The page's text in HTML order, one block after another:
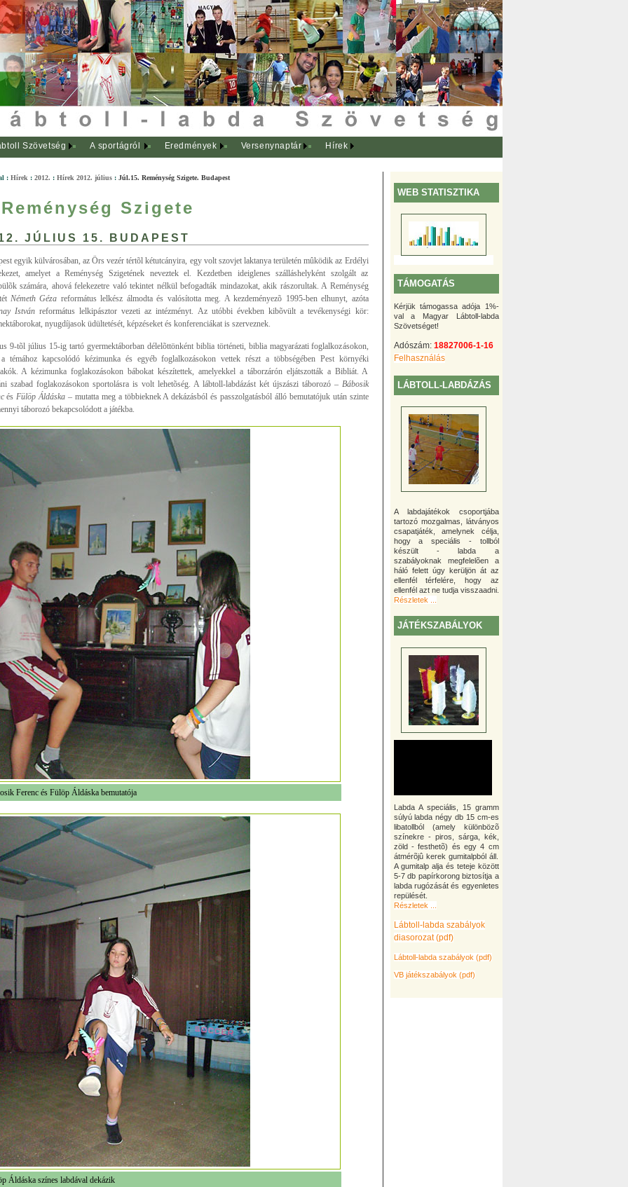
Szövetség A sportágról Eredmények Versenynaptár Hírek
WEB STATISZTIKA
TÁMOGATÁS
Kérjük támogassa adója 1%-
val a Magyar Lábtoll-labda
Szövetséget!
Adószám: 18827006-1-16
Felhasználás
LÁBTOLL-LABDÁZÁS
A labdajátékok csoportjába
tartozó mozgalmas, látványos
csapatjáték, amelynek célja,
hogy a speciális - tollból
készült - labda a
szabályoknak megfelelõen a
háló felett úgy kerüljön át az
ellenfél térfelére, hogy az
ellenfél azt ne tudja visszaadni.
Részletek ...
JÁTÉKSZABÁLYOK
Labda A speciális, 15 gramm
súlyú labda négy db 15 cm-es
libatollból (amely különbözõ
színekre - piros, sárga, kék,
zöld - festhetõ) és egy 4 cm
átmérõjû kerek gumitalpból áll.
A gumitalp alja és teteje között
5-7 db papírkorong biztosítja a
labda rugózását és egyenletes
repülését.
Részletek ...
Lábtoll-labda szabályok
diasorozat (pdf)
Lábtoll-labda szabályok (pdf)
VB játékszabályok (pdf)
: Hírek : 2012. : Hírek 2012. július: Júl.15. Reménység Szigete. Budapest
Szigete
JÚLIUS 15. BUDAPEST
egyik külvárosában, az Örs vezér tértõl kétutcányira, egy volt szovjet laktanya területén mûködik az Erdélyi
amelyet a Reménység Szigetének neveztek el. Kezdetben ideiglenes szálláshelyként szolgált az
számára, ahová felekezetre való tekintet nélkül befogadták mindazokat, akik rászorultak. A Reménység
Németh Géza református lelkész álmodta és valósította meg. A kezdeményezõ 1995-ben elhunyt, azóta
Istvánreformátus lelkipásztor vezeti az intézményt. Az utóbbi években kibõvült a tevékenységi kör:
nyugdíjasok üdültetését, képzéseket és konferenciákat is szerveznek.
9-tõl július 15-ig tartó gyermektáborban délelõttönként biblia történeti, biblia magyarázati foglalkozásokon,
témához kapcsolódó kézimunka és egyéb foglalkozásokon vettek részt a többségében Pest környéki
A kézimunka foglakozásokon bábokat készítettek, amelyekkel a táborzárón eljátszották a Bibliát. A
szabad foglakozásokon sportolásra is volt lehetõség. A lábtoll-labdázást két újszászi táborozó – Bábosik
ésFülöp Áldáska – mutatta meg a többieknek A dekázásból és passzolgatásból álló bemutatójuk után szinte
táborozó bekapcsolódott a játékba.
Ferenc és Fülöp Áldáska bemutatója
Áldáska színes labdával dekázik